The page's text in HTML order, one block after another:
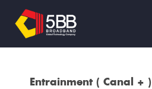
Entrainment ( Canal + )